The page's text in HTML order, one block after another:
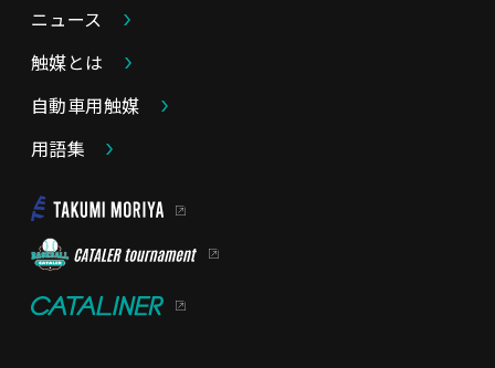
ニュース
触媒とは
自動車用触媒
用語集